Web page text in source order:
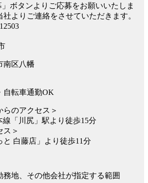
」ボタンよりご応募をお願いいたしま
社よりご連絡をさせていただきます。
南区八幡
自転車通勤OK
らのアクセス＞
「川尻」駅より徒歩15分
ス＞
と 白藤店」より徒歩11分
務地、その他会社が指定する範囲